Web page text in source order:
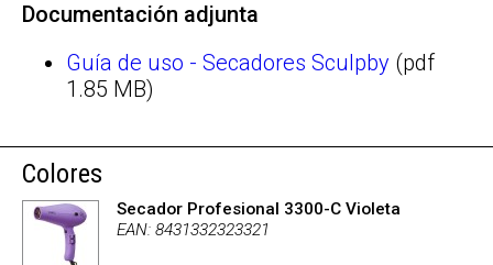
Documentación adjunta
Guía de uso - Secadores Sculpby (pdf
1.85 MB)
Colores
Secador Profesional 3300-C Violeta
EAN: 8431332323321